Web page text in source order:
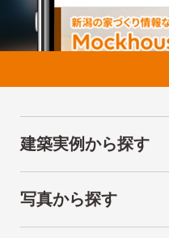
建築実例から探す
写真から探す